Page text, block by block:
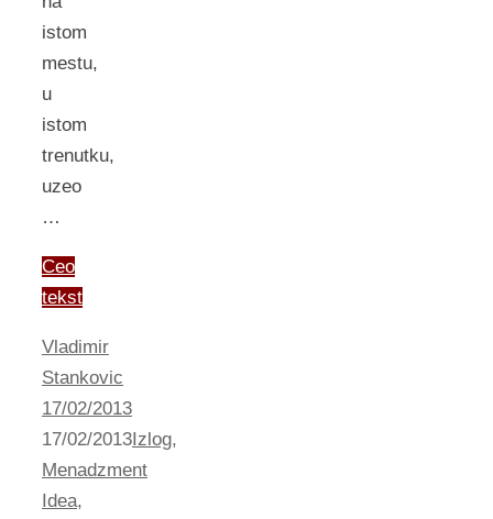
istom
mestu,
u
istom
trenutku,
uzeo
…
Ceo
tekst
Vladimir
Stankovic
17/02/2013
17/02/2013Izlog,
Menadzment
Idea,